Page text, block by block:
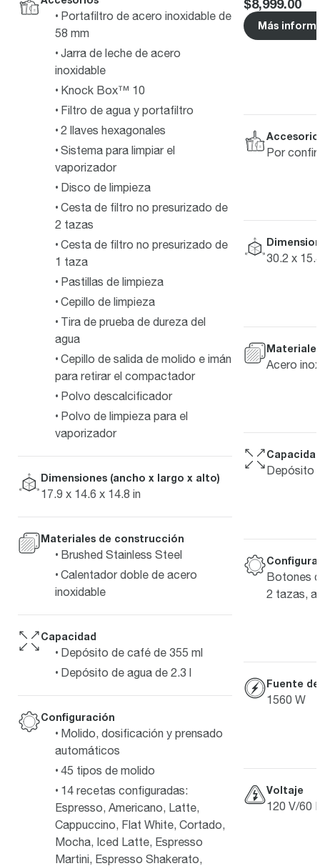
Portafiltro de acero inoxidable de
58 mm
Jarra de leche de acero
inoxidable
Knock Box™ 10
Filtro de agua y portafiltro
2 llaves hexagonales
Sistema para limpiar el
vaporizador
Disco de limpieza
Cesta de filtro no presurizado de
2 tazas
Cesta de filtro no presurizado de
1 taza
Pastillas de limpieza
Cepillo de limpieza
Tira de prueba de dureza del
agua
Cepillo de salida de molido e imán
para retirar el compactador
Polvo descalcificador
Polvo de limpieza para el
vaporizador
Dimensiones (ancho x largo x alto)
17.9 x 14.6 x 14.8 in
Materiales de construcción
Brushed Stainless Steel
Calentador doble de acero
inoxidable
Capacidad
Depósito de café de 355 ml
Depósito de agua de 2.3 l
Configuración
Molido, dosificación y prensado
automáticos
45 tipos de molido
14 recetas configuradas:
Espresso, Americano, Latte,
Cappuccino, Flat White, Cortado,
Mocha, Iced Latte, Espresso
Martini, Espresso Shakerato,
$8,999.00
Más
Por
30.2 x
Acero
Depósito
Botones
2 tazas,
Fuente
1560 W
Voltaje
120 V/60